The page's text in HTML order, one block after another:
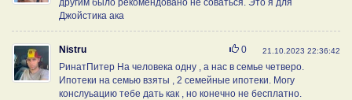
Джойстика ака
Nistru 21.10.2023 22:36:42
Нравится
0
РинатПитер На человека одну , а нас в семье четверо.
Ипотеки на семью взяты , 2 семейные ипотеки. Могу
конслуьацию тебе дать как , но конечно не бесплатно.